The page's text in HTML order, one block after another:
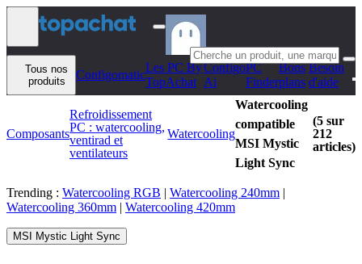
Aller au contenu
Tous nos
produits
Configomatic
Les PC By
TopAchat
Configo
Ai
PC
Finder
Bons
plans
Besoin
d'aide
Composants
Refroidissement
PC : watercooling,
ventirad et
ventilateurs
Watercooling
Watercooling
compatible
MSI Mystic
Light Sync
(5 sur
212
articles)
Trending : Watercooling RGB | Watercooling 240mm |
Watercooling 360mm | Watercooling 420mm
MSI Mystic Light Sync